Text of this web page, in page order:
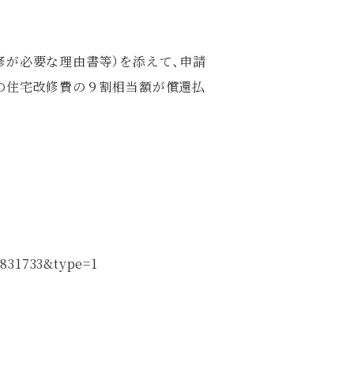
必要な理由書等）を添えて、申請
住宅改修費の９割相当額が償還払